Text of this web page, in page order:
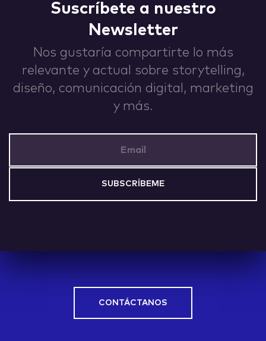
Suscríbete a nuestro
Newsletter
Nos gustaría compartirte lo más
relevante y actual sobre storytelling,
diseño, comunicación digital, marketing
y más.
CONTÁCTANOS
CONTACT